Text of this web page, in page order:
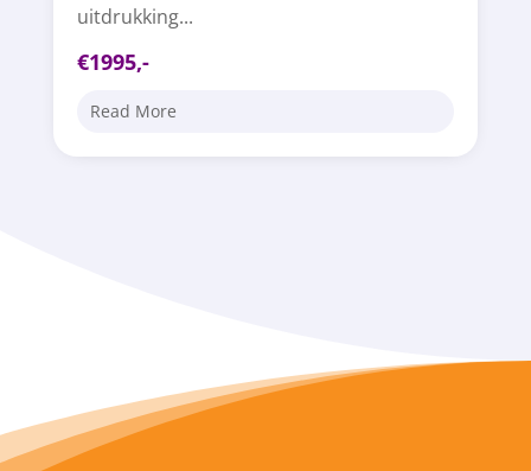
uitdrukking...
€1995,-
Read More